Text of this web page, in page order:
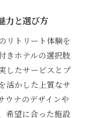
使い方や楽し
上の癒し空間
満喫するコツ
放される理由
心身の解放感
力と選び方
リトリート体験を
きホテルの選択肢
したサービスとプ
活かした上質なサ
ウナのデザインや
希望に合った施設